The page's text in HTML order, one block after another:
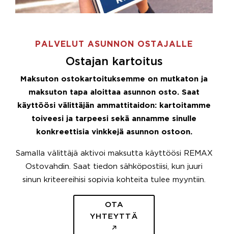
PALVELUT ASUNNON OSTAJALLE
Ostajan kartoitus
Maksuton ostokartoituksemme on mutkaton ja
maksuton tapa aloittaa asunnon osto. Saat
käyttöösi välittäjän ammattitaidon: kartoitamme
toiveesi ja tarpeesi sekä annamme sinulle
konkreettisia vinkkejä asunnon ostoon.
Samalla välittäjä aktivoi maksutta käyttöösi REMAX
Ostovahdin. Saat tiedon sähköpostiisi, kun juuri
sinun kriteereihisi sopivia kohteita tulee myyntiin.
OTA
YHTEYTTÄ